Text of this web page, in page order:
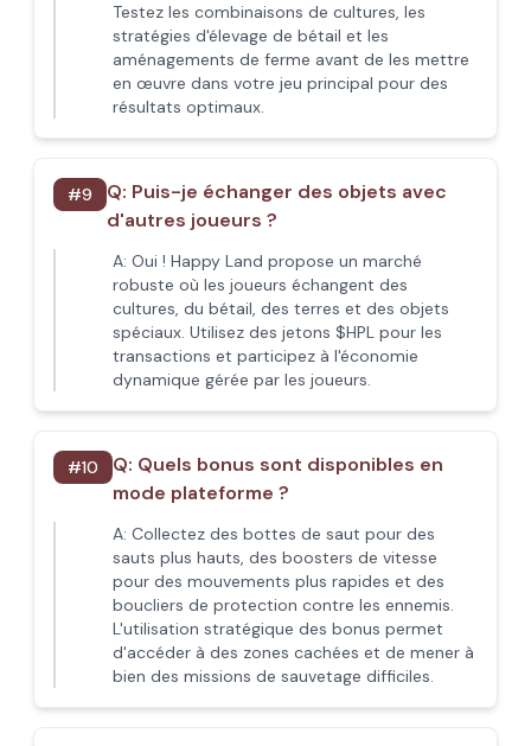
Testez les combinaisons de cultures, les
stratégies d'élevage de bétail et les
aménagements de ferme avant de les mettre
en œuvre dans votre jeu principal pour des
résultats optimaux.
#9 Q: Puis-je échanger des objets avec
d'autres joueurs ?
A: Oui ! Happy Land propose un marché
robuste où les joueurs échangent des
cultures, du bétail, des terres et des objets
spéciaux. Utilisez des jetons $HPL pour les
transactions et participez à l'économie
dynamique gérée par les joueurs.
#10 Q: Quels bonus sont disponibles en
mode plateforme ?
A: Collectez des bottes de saut pour des
sauts plus hauts, des boosters de vitesse
pour des mouvements plus rapides et des
boucliers de protection contre les ennemis.
L'utilisation stratégique des bonus permet
d'accéder à des zones cachées et de mener à
bien des missions de sauvetage difficiles.